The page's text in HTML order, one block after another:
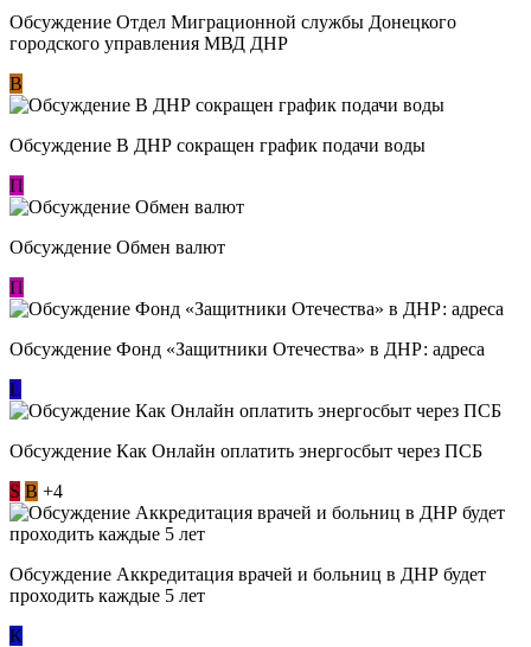
Обсуждение Отдел Миграционной службы Донецкого
городского управления МВД ДНР
В
Обсуждение В ДНР сокращен график подачи воды
П
Обсуждение Обмен валют
П
Обсуждение Фонд «Защитники Отечества» в ДНР: адреса
L
Обсуждение ​Как Онлайн оплатить энергосбыт через ПСБ
S В +4
Обсуждение Аккредитация врачей и больниц в ДНР будет
проходить каждые 5 лет
К